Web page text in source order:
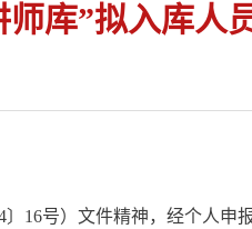
库”拟入库人
16号）文件精神，经个人